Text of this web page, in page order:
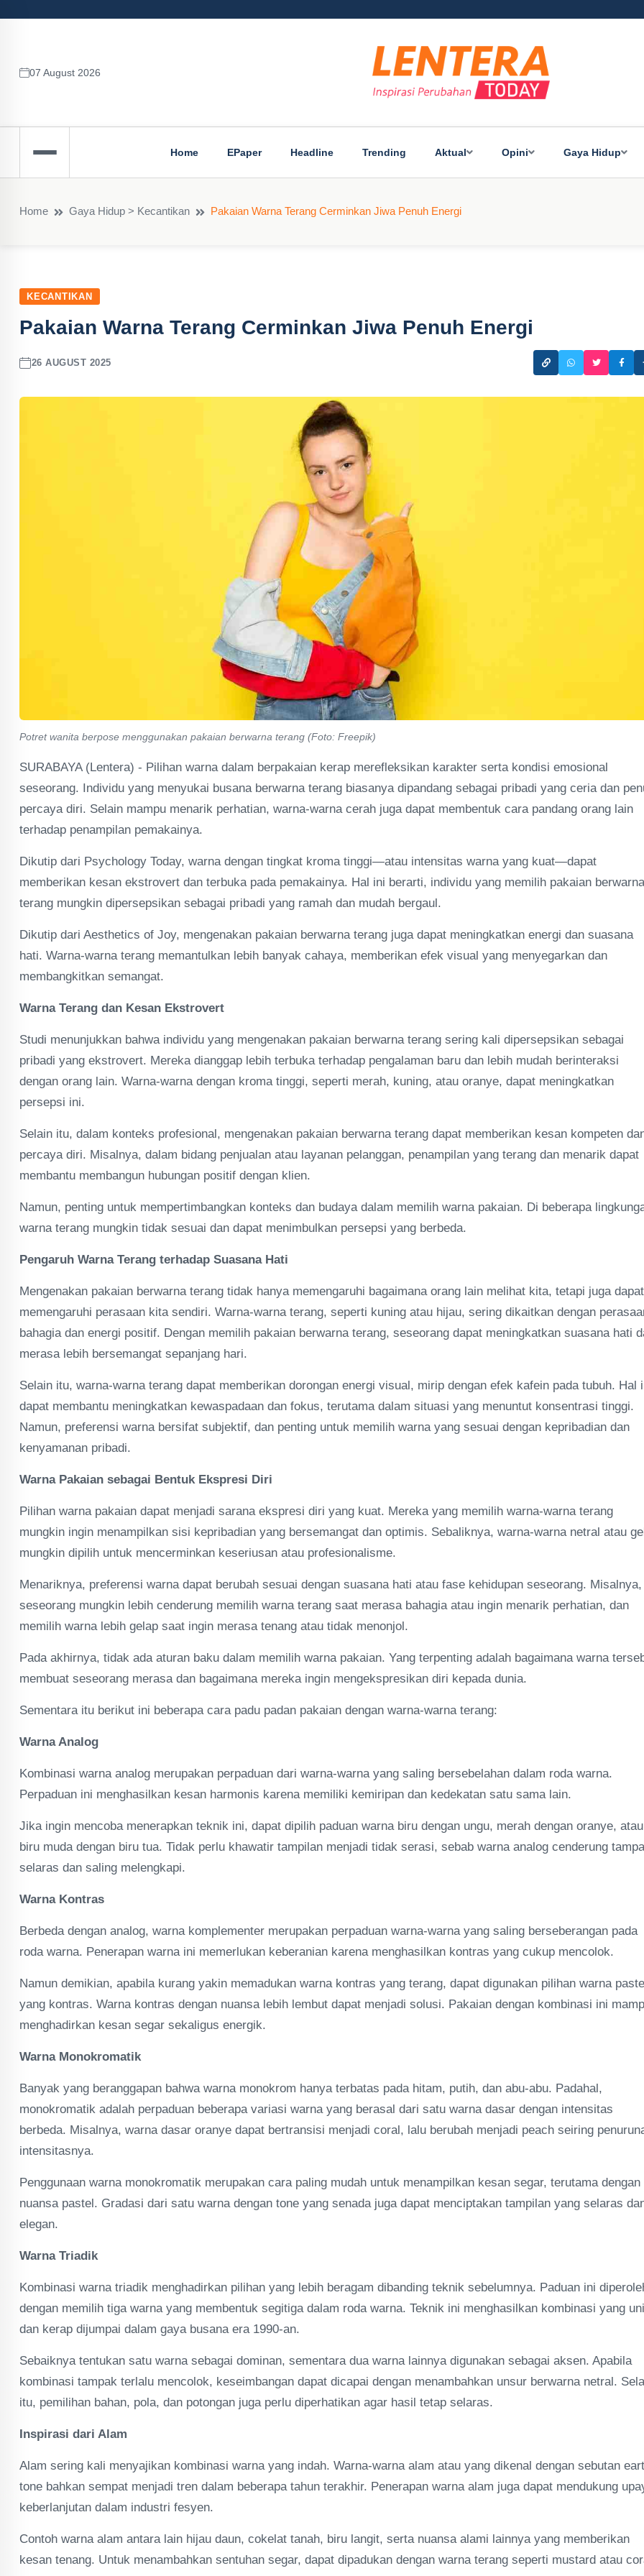
07 August 2026
Home EPaper Headline Trending Aktual Opini Gaya Hidup
Home Gaya Hidup > Kecantikan Pakaian Warna Terang Cerminkan Jiwa Penuh Energi
KECANTIKAN
Pakaian Warna Terang Cerminkan Jiwa Penuh Energi
26 AUGUST 2025
Potret wanita berpose menggunakan pakaian berwarna terang (Foto: Freepik)
SURABAYA (Lentera) - Pilihan warna dalam berpakaian kerap merefleksikan karakter serta kondisi emosional
seseorang. Individu yang menyukai busana berwarna terang biasanya dipandang sebagai pribadi yang ceria dan
percaya diri. Selain mampu menarik perhatian, warna-warna cerah juga dapat membentuk cara pandang orang lain
terhadap penampilan pemakainya.
Dikutip dari Psychology Today, warna dengan tingkat kroma tinggi—atau intensitas warna yang kuat—dapat
memberikan kesan ekstrovert dan terbuka pada pemakainya. Hal ini berarti, individu yang memilih pakaian berwarna
terang mungkin dipersepsikan sebagai pribadi yang ramah dan mudah bergaul.
Dikutip dari Aesthetics of Joy, mengenakan pakaian berwarna terang juga dapat meningkatkan energi dan suasana
hati. Warna-warna terang memantulkan lebih banyak cahaya, memberikan efek visual yang menyegarkan dan
membangkitkan semangat.
Warna Terang dan Kesan Ekstrovert
Studi menunjukkan bahwa individu yang mengenakan pakaian berwarna terang sering kali dipersepsikan sebagai
pribadi yang ekstrovert. Mereka dianggap lebih terbuka terhadap pengalaman baru dan lebih mudah berinteraksi
dengan orang lain. Warna-warna dengan kroma tinggi, seperti merah, kuning, atau oranye, dapat meningkatkan
persepsi ini.
Selain itu, dalam konteks profesional, mengenakan pakaian berwarna terang dapat memberikan kesan kompeten
percaya diri. Misalnya, dalam bidang penjualan atau layanan pelanggan, penampilan yang terang dan menarik dapat
membantu membangun hubungan positif dengan klien.
Namun, penting untuk mempertimbangkan konteks dan budaya dalam memilih warna pakaian. Di beberapa
warna terang mungkin tidak sesuai dan dapat menimbulkan persepsi yang berbeda.
Pengaruh Warna Terang terhadap Suasana Hati
Mengenakan pakaian berwarna terang tidak hanya memengaruhi bagaimana orang lain melihat kita, tetapi juga dapat
memengaruhi perasaan kita sendiri. Warna-warna terang, seperti kuning atau hijau, sering dikaitkan dengan
bahagia dan energi positif. Dengan memilih pakaian berwarna terang, seseorang dapat meningkatkan suasana hati
merasa lebih bersemangat sepanjang hari.
Selain itu, warna-warna terang dapat memberikan dorongan energi visual, mirip dengan efek kafein pada tubuh. Hal
dapat membantu meningkatkan kewaspadaan dan fokus, terutama dalam situasi yang menuntut konsentrasi tinggi.
Namun, preferensi warna bersifat subjektif, dan penting untuk memilih warna yang sesuai dengan kepribadian dan
kenyamanan pribadi.
Warna Pakaian sebagai Bentuk Ekspresi Diri
Pilihan warna pakaian dapat menjadi sarana ekspresi diri yang kuat. Mereka yang memilih warna-warna terang
mungkin ingin menampilkan sisi kepribadian yang bersemangat dan optimis. Sebaliknya, warna-warna netral atau
mungkin dipilih untuk mencerminkan keseriusan atau profesionalisme.
Menariknya, preferensi warna dapat berubah sesuai dengan suasana hati atau fase kehidupan seseorang. Misalnya,
seseorang mungkin lebih cenderung memilih warna terang saat merasa bahagia atau ingin menarik perhatian, dan
memilih warna lebih gelap saat ingin merasa tenang atau tidak menonjol.
Pada akhirnya, tidak ada aturan baku dalam memilih warna pakaian. Yang terpenting adalah bagaimana warna
membuat seseorang merasa dan bagaimana mereka ingin mengekspresikan diri kepada dunia.
Sementara itu berikut ini beberapa cara padu padan pakaian dengan warna-warna terang:
Warna Analog
Kombinasi warna analog merupakan perpaduan dari warna-warna yang saling bersebelahan dalam roda warna.
Perpaduan ini menghasilkan kesan harmonis karena memiliki kemiripan dan kedekatan satu sama lain.
Jika ingin mencoba menerapkan teknik ini, dapat dipilih paduan warna biru dengan ungu, merah dengan oranye, atau
biru muda dengan biru tua. Tidak perlu khawatir tampilan menjadi tidak serasi, sebab warna analog cenderung
selaras dan saling melengkapi.
Warna Kontras
Berbeda dengan analog, warna komplementer merupakan perpaduan warna-warna yang saling berseberangan pada
roda warna. Penerapan warna ini memerlukan keberanian karena menghasilkan kontras yang cukup mencolok.
Namun demikian, apabila kurang yakin memadukan warna kontras yang terang, dapat digunakan pilihan warna
yang kontras. Warna kontras dengan nuansa lebih lembut dapat menjadi solusi. Pakaian dengan kombinasi ini
menghadirkan kesan segar sekaligus energik.
Warna Monokromatik
Banyak yang beranggapan bahwa warna monokrom hanya terbatas pada hitam, putih, dan abu-abu. Padahal,
monokromatik adalah perpaduan beberapa variasi warna yang berasal dari satu warna dasar dengan intensitas
berbeda. Misalnya, warna dasar oranye dapat bertransisi menjadi coral, lalu berubah menjadi peach seiring
intensitasnya.
Penggunaan warna monokromatik merupakan cara paling mudah untuk menampilkan kesan segar, terutama dengan
nuansa pastel. Gradasi dari satu warna dengan tone yang senada juga dapat menciptakan tampilan yang selaras
elegan.
Warna Triadik
Kombinasi warna triadik menghadirkan pilihan yang lebih beragam dibanding teknik sebelumnya. Paduan ini
dengan memilih tiga warna yang membentuk segitiga dalam roda warna. Teknik ini menghasilkan kombinasi yang
dan kerap dijumpai dalam gaya busana era 1990-an.
Sebaiknya tentukan satu warna sebagai dominan, sementara dua warna lainnya digunakan sebagai aksen. Apabila
kombinasi tampak terlalu mencolok, keseimbangan dapat dicapai dengan menambahkan unsur berwarna netral.
itu, pemilihan bahan, pola, dan potongan juga perlu diperhatikan agar hasil tetap selaras.
Inspirasi dari Alam
Alam sering kali menyajikan kombinasi warna yang indah. Warna-warna alam atau yang dikenal dengan sebutan
tone bahkan sempat menjadi tren dalam beberapa tahun terakhir. Penerapan warna alam juga dapat mendukung
keberlanjutan dalam industri fesyen.
Contoh warna alam antara lain hijau daun, cokelat tanah, biru langit, serta nuansa alami lainnya yang memberikan
kesan tenang. Untuk menambahkan sentuhan segar, dapat dipadukan dengan warna terang seperti mustard atau